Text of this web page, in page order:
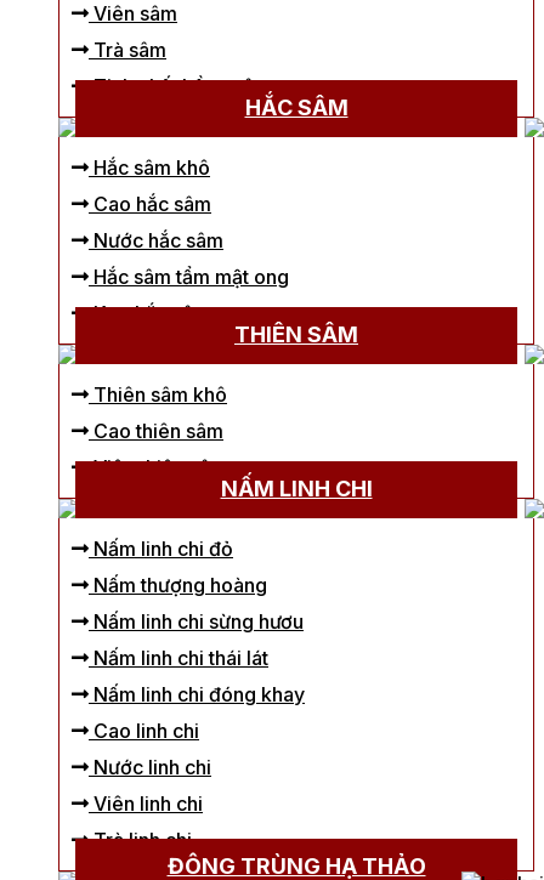
Viên sâm
Trà sâm
Tinh chất hồng sâm
HẮC SÂM
Hắc sâm khô
Cao hắc sâm
Nước hắc sâm
Hắc sâm tẩm mật ong
Kẹo hắc sâm
THIÊN SÂM
Thiên sâm khô
Cao thiên sâm
Viên thiên sâm
NẤM LINH CHI
Nấm linh chi đỏ
Nấm thượng hoàng
Nấm linh chi sừng hươu
Nấm linh chi thái lát
Nấm linh chi đóng khay
Cao linh chi
Nước linh chi
Viên linh chi
Trà linh chi
ĐÔNG TRÙNG HẠ THẢO